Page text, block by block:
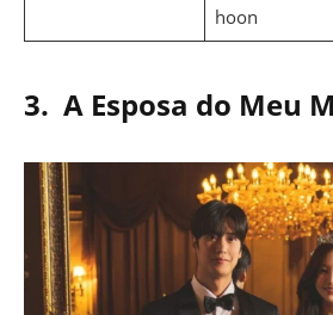
hoon
3. A Esposa do Meu